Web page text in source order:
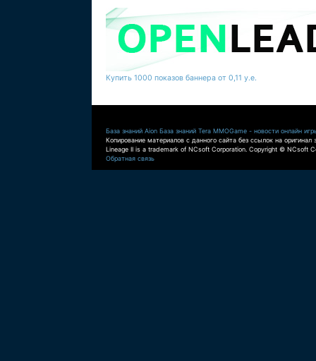
Купить 1000 показов баннера от 0,11 у.е.
База знаний Aion База знаний Tera MMOGame - новости онлайн
Копирование материалов с данного сайта без ссылок на оригинал
Lineage II is a trademark of NCsoft Corporation. Copyright © NCsoft
Обратная связь